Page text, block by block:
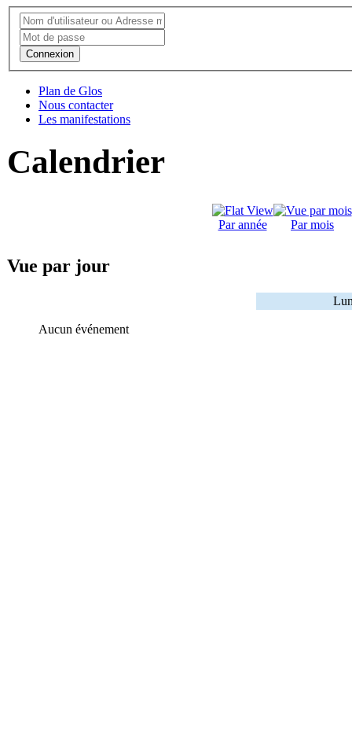
Connexion
Plan de Glos
Nous contacter
Les manifestations
Calendrier
Par année Par mois
Vue par jour
Aucun événement